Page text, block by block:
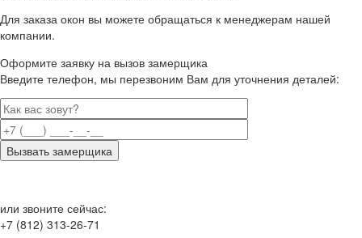
Для заказа окон вы можете обращаться к менеджерам нашей
компании.
Оформите заявку на вызов замерщика
Введите телефон, мы перезвоним Вам для уточнения деталей:
или звоните сейчас:
+7 (812) 313-26-71